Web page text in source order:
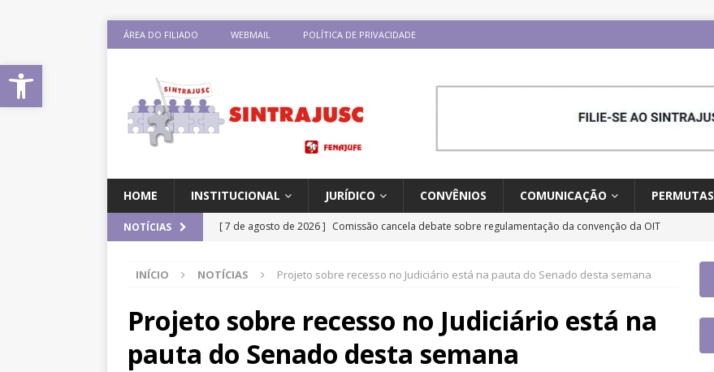
Abrir a barra de ferramentas
ÁREA DO FILIADO WEBMAIL POLÍTICA DE PRIVACIDADE
HOME INSTITUCIONAL JURÍDICO CONVÊNIOS COMUNICAÇÃO PERMUTAS
NOTÍCIAS [ 7 de agosto de 2026 ] Comissão cancela debate sobre regulamentação da convenção da OIT
[ 7 de agosto de 2026 ] Salário e carreira: CNJ aprova proposta orçamentária para 2027 com
previsão de reajuste de 8%; Sintrajusc faz mobilização dia 13/8 pela derrubada do Veto 45/2025
[ 6 de agosto de 2026 ] Sintrajusc participará do 20º Encontro Nacional de Aposentados e
INÍCIO NOTÍCIAS Projeto sobre recesso no Judiciário está na pauta do Senado desta semana
Projeto sobre recesso no Judiciário está na
pauta do Senado desta semana